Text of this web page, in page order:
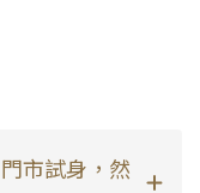
市試身，然